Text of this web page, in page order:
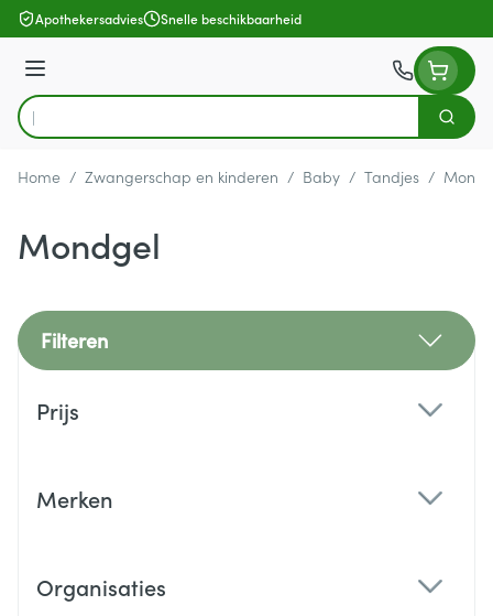
Ga naar de inhoud
Apothekersadvies Snelle beschikbaarheid
Menu
Product, merk, categorie...
Zoek
Home / Zwangerschap en kinderen / Baby / Tandjes /
Mondgel
Filteren
Prijs
Merken
Organisaties